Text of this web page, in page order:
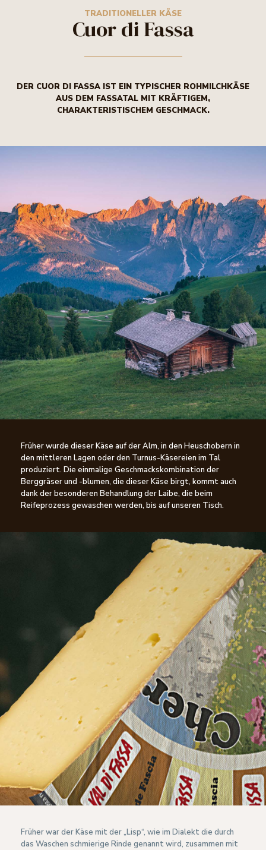
GENUSS VON DER ALM
TRADITIONELLER KÄSE
Cuor di Fassa
DER CUOR DI FASSA IST EIN TYPISCHER ROHMILCHKÄSE
AUS DEM FASSATAL MIT KRÄFTIGEM,
CHARAKTERISTISCHEM GESCHMACK.
Früher wurde dieser Käse auf der Alm, in den Heuschobern in
den mittleren Lagen oder den Turnus-Käsereien im Tal
produziert. Die einmalige Geschmackskombination der
Berggräser und -blumen, die dieser Käse birgt, kommt auch
dank der besonderen Behandlung der Laibe, die beim
Reifeprozess gewaschen werden, bis auf unseren Tisch.
Früher war der Käse mit der „Lisp“, wie im Dialekt die durch
das Waschen schmierige Rinde genannt wird, zusammen mit